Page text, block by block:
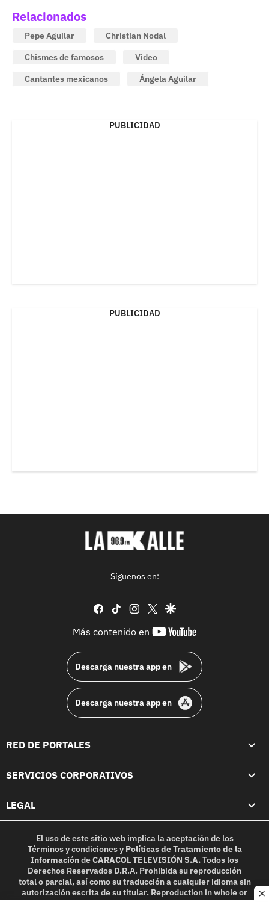
Relacionados
Pepe Aguilar
Christian Nodal
Chismes de famosos
Video
Cantantes mexicanos
Ángela Aguilar
PUBLICIDAD
PUBLICIDAD
Síguenos en:
facebook
tiktok instagram
twittergoogle
Más contenido en
youtube-
Descarga nuestra app en
Descarga nuestra app en
RED DE PORTALES
SERVICIOS CORPORATIVOS
LEGAL
El uso de este sitio web implica la aceptación de los
Términos y condicionesy Políticas de Tratamiento de la
InformacióndeCARACOL TELEVISIÓN S.A.Todos los
Derechos Reservados D.R.A. Prohibida su reproducción
total o parcial, así como su traducción a cualquier idioma sin
autorización escrita de su titular. Reproduction in whole or